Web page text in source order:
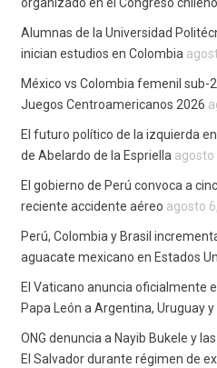
organizado en el Congreso chileno
Alumnas de la Universidad
inician estudios en Colombia
México vs Colombia femenil sub-
Juegos Centroamericanos 2026
El futuro político de la izquierda
de Abelardo de la Espriella agosto
El gobierno de Perú convoca a
reciente accidente aéreo agosto
Perú, Colombia y Brasil
aguacate mexicano en Estados
El Vaticano anuncia oficialmente
Papa León a Argentina, Uruguay y
ONG denuncia a Nayib Bukele y
El Salvador durante régimen de